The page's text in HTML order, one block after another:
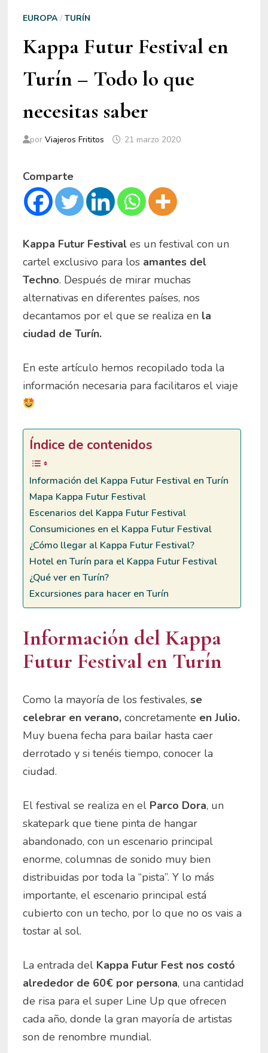
EUROPA/ TURÍN
Kappa Futur Festival en
Turín – Todo lo que
necesitas saber
por Viajeros Frititos 21 marzo 2020
Comparte
Kappa Futur Festivales un festivalcon un
cartel exclusivo para los amantes del
Techno. Después de mirar muchas
alternativas en diferentes países, nos
decantamos por el que se realiza en la
ciudad de Turín.
En este artículo hemos recopilado toda la
información necesaria para facilitaros el viaje
Índice de contenidos
Información del Kappa Futur Festival en Turín
Mapa Kappa Futur Festival
Escenarios del Kappa Futur Festival
Consumiciones en el Kappa Futur Festival
¿Cómo llegar al Kappa Futur Festival?
Hotel en Turín para el Kappa Futur Festival
¿Qué ver en Turín?
Excursiones para hacer en Turín
Información del Kappa
Futur Festival en Turín
Como la mayoría de los festivales, se
celebrar en verano,concretamente en Julio.
Muy buena fecha para bailar hasta caer
derrotado y si tenéis tiempo, conocer la
ciudad.
El festival se realiza en el Parco Dora, un
skatepark que tiene pinta de hangar
abandonado, con un escenario principal
enorme, columnas de sonido muy bien
distribuidas por toda la “pista”. Y lo más
importante, el escenario principal está
cubierto con un techo, por lo que no os vais a
tostar al sol.
La entrada del Kappa Futur Fest nos costó
alrededor de 60€ por persona, una cantidad
de risa para el super Line Up que ofrecen
cada año, donde la gran mayoría de artistas
son de renombre mundial.